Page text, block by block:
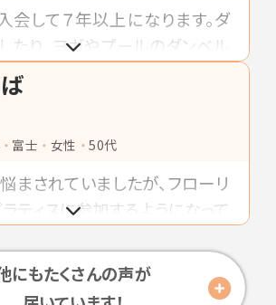
日課のリハビリとストレス解消
イ通いを続ける毎日に感謝で
会して７年以上になります。ダ
たり、ヨガやプールのダンベル
たびに何をしようか楽しみでワ
ら身体を鍛えてます。運動終わ
りして癒されます＼(^o^)／
富士 女性 50代
まされていましたが、フローリ
ラティスに参加するようになって
ングを続けられるのでおすすめ
にもたくさんの声が